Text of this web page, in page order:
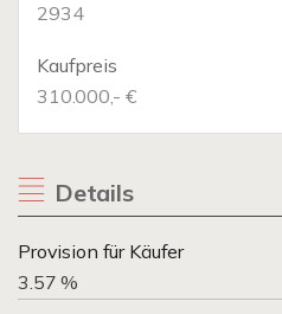
2934
Kaufpreis
310.000,- €
Details
Provision für Käufer
3.57 %